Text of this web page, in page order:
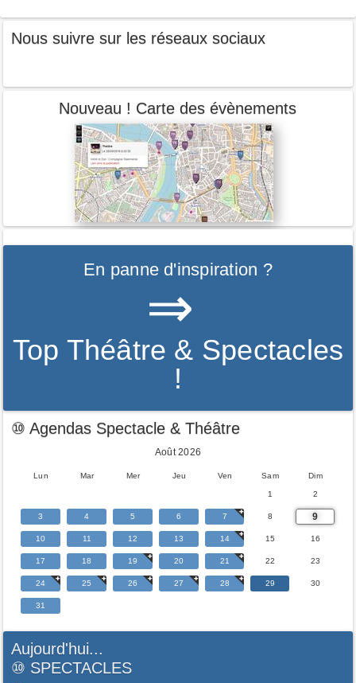
Nous suivre sur les réseaux sociaux
Nouveau ! Carte des évènements
En panne d'inspiration ?
⇒
Top Théâtre & Spectacles
!
⑩ Agendas Spectacle & Théâtre
Août 2026
Lun Mar Mer Jeu Ven Sam Dim
1 2
3 4 5 6 7 8 9
10 11 12 13 14 15 16
17 18 19 20 21 22 23
24 25 26 27 28 29 30
31
Aujourd'hui...
⑩ SPECTACLES